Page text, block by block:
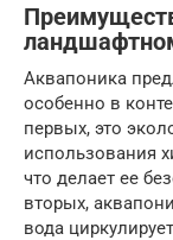
Аквапоника
особенно в
первых, это
использования
что делает ее
вторых,
вода